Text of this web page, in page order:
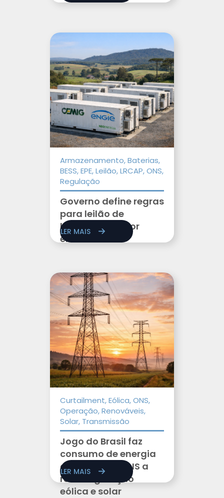
Armazenamento, Baterias,
BESS, EPE, Leilão, LRCAP, ONS,
Regulação
Governo define regras
para leilão de
baterias no setor
elétrico
LER MAIS
Curtailment, Eólica, ONS,
Operação, Renováveis,
Solar, Transmissão
Jogo do Brasil faz
consumo de energia
cair e obriga ONS a
reduzir geração
eólica e solar
LER MAIS